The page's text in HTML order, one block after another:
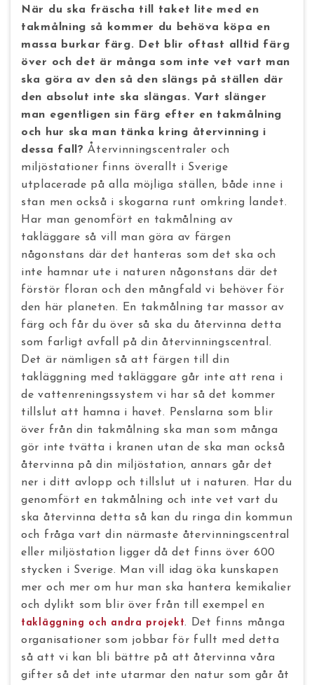
När du ska fräscha till taket lite med en
takmålning så kommer du behöva köpa en
massa burkar färg. Det blir oftast alltid färg
över och det är många som inte vet vart man
ska göra av den så den slängs på ställen där
den absolut inte ska slängas. Vart slänger
man egentligen sin färg efter en takmålning
och hur ska man tänka kring återvinning i
dessa fall? Återvinningscentraler och
miljöstationer finns överallt i Sverige
utplacerade på alla möjliga ställen, både inne i
stan men också i skogarna runt omkring landet.
Har man genomfört en takmålning av
takläggare så vill man göra av färgen
någonstans där det hanteras som det ska och
inte hamnar ute i naturen någonstans där det
förstör floran och den mångfald vi behöver för
den här planeten.
En takmålning tar massor av
färg och får du över så ska du återvinna detta
som farligt avfall på din återvinningscentral.
Det är nämligen så att färgen till din
takläggning med takläggare går inte att rena i
de vattenreningssystem vi har så det kommer
tillslut att hamna i havet. Penslarna som blir
över från din takmålning ska man som många
gör inte tvätta i kranen utan de ska man också
återvinna på din miljöstation, annars går det
ner i ditt avlopp och tillslut ut i naturen.
Har du
genomfört en takmålning och inte vet vart du
ska återvinna detta så kan du ringa din kommun
och fråga vart din närmaste återvinningscentral
eller miljöstation ligger då det finns över 600
stycken i Sverige.
Man vill idag öka kunskapen
mer och mer om hur man ska hantera kemikalier
och dylikt som blir över från till exempel en
takläggning och andra projekt. Det finns många
organisationer som jobbar för fullt med detta
så att vi kan bli bättre på att återvinna våra
gifter så det inte utarmar den natur som går åt